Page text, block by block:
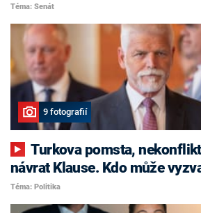
Téma: Senát
9 fotografií
Turkova pomsta, nekonfliktní Havlíček i
návrat Klause. Kdo může
Téma: Politika